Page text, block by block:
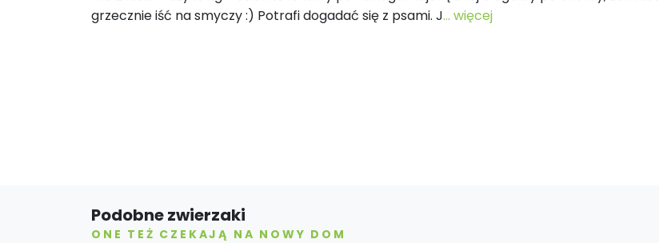
grzecznie iść na smyczy :) Potrafi dogadać się z psami. J... więcej
Podobne zwierzaki
ONE TEŻ CZEKAJĄ NA NOWY DOM